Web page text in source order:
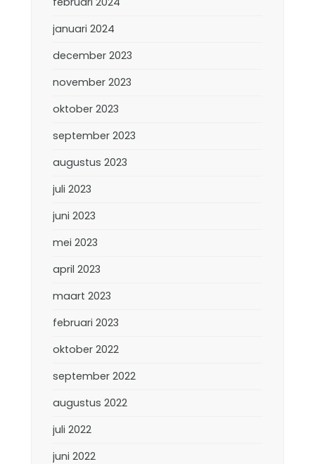
januari 2024
december 2023
november 2023
oktober 2023
september 2023
augustus 2023
juli 2023
juni 2023
mei 2023
april 2023
maart 2023
februari 2023
oktober 2022
september 2022
augustus 2022
juli 2022
juni 2022